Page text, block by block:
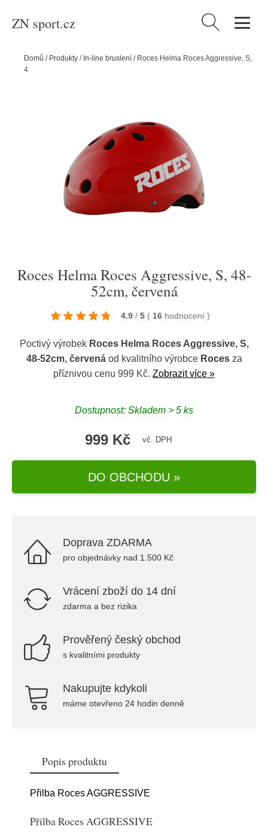
ZN sport.cz Vyhledávání
Domů / Produkty / In-line bruslení / Roces Helma Roces Aggressive, S,
48-52cm, červená
Roces Helma Roces Aggressive, S, 48-
52cm, červená
4.9 / 5 ( 16 hodnocení )
Poctivý výrobek Roces Helma Roces Aggressive, S,
48-52cm, červenáod kvalitního výrobce Rocesza
příznivou cenu 999 Kč. Zobrazit více »
Dostupnost: Skladem > 5 ks
999 Kč vč. DPH
DO OBCHODU »
Doprava ZDARMA
pro objednávky nad 1.500 Kč
Vrácení zboží do 14 dní
zdarma a bez rizika
Prověřený český obchod
s kvalitními produkty
Nakupujte kdykoli
máme otevřeno 24 hodin denně
Popis produktu
Přilba Roces AGGRESSIVE
Přilba Roces AGGRESSIVE